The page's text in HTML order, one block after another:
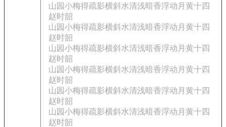
山园小梅得疏影横斜水清浅暗香浮动月黄十四
赵时韶
山园小梅得疏影横斜水清浅暗香浮动月黄十四
赵时韶
山园小梅得疏影横斜水清浅暗香浮动月黄十四
赵时韶
山园小梅得疏影横斜水清浅暗香浮动月黄十四
赵时韶
山园小梅得疏影横斜水清浅暗香浮动月黄十四
赵时韶
山园小梅得疏影横斜水清浅暗香浮动月黄十四
赵时韶